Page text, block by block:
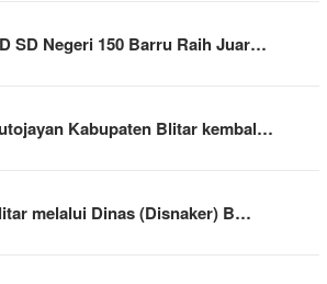
SD Negeri 150 Barru Raih Juar…
Kabupaten Blitar kembal…
melalui Dinas (Disnaker) B…